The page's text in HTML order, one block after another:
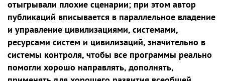
отыгрывали плохие сценарии; при этом автор
публикаций вписывается в параллельное владение
и управление цивилизациями, системами,
ресурсами систем и цивилизаций, значительно в
системы контроля, чтобы все программы реально
помогли хорошо направлять, дополнять,